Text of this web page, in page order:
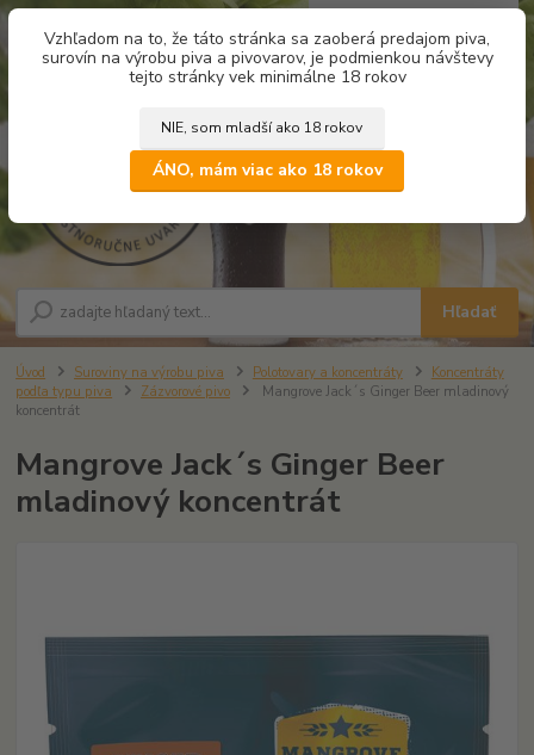
Vzhľadom na to, že táto stránka sa zaoberá predajom piva,
surovín na výrobu piva a pivovarov, je podmienkou návštevy
tejto stránky vek minimálne 18 rokov
NIE, som mladší ako 18 rokov
ÁNO, mám viac ako 18 rokov
Hľadať
za0,00 €
Úvod Suroviny na výrobu piva Polotovary a koncentráty
Koncentráty
podľa typu piva
Zázvorové pivo
Mangrove Jack´s Ginger Beer mladinový
koncentrát
Mangrove Jack´s Ginger Beer
mladinový koncentrát